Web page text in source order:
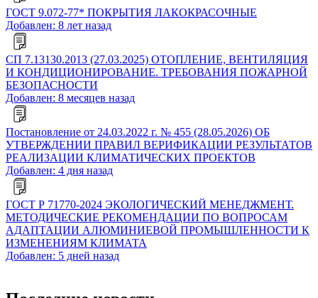
ГОСТ 9.072-77* ПОКРЫТИЯ ЛАКОКРАСОЧНЫЕ
Добавлен: 8 лет назад
СП 7.13130.2013 (27.03.2025) ОТОПЛЕНИЕ, ВЕНТИЛЯЦИЯ
И КОНДИЦИОНИРОВАНИЕ. ТРЕБОВАНИЯ ПОЖАРНОЙ
БЕЗОПАСНОСТИ
Добавлен: 8 месяцев назад
Постановление от 24.03.2022 г. № 455 (28.05.2026) ОБ
УТВЕРЖДЕНИИ ПРАВИЛ ВЕРИФИКАЦИИ РЕЗУЛЬТАТОВ
РЕАЛИЗАЦИИ КЛИМАТИЧЕСКИХ ПРОЕКТОВ
Добавлен: 4 дня назад
ГОСТ Р 71770-2024 ЭКОЛОГИЧЕСКИЙ МЕНЕДЖМЕНТ.
МЕТОДИЧЕСКИЕ РЕКОМЕНДАЦИИ ПО ВОПРОСАМ
АДАПТАЦИИ АЛЮМИНИЕВОЙ ПРОМЫШЛЕННОСТИ К
ИЗМЕНЕНИЯМ КЛИМАТА
Добавлен: 5 дней назад